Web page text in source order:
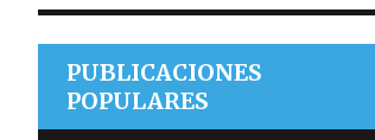
PUBLICACIONES
POPULARES